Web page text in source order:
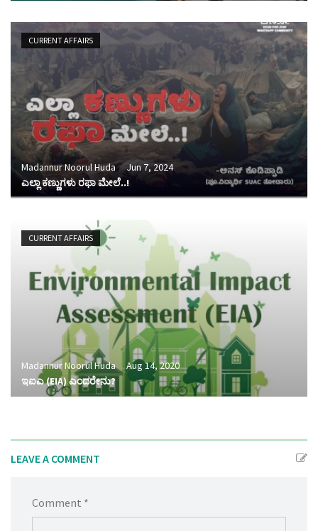
CURRENT AFFAIRS
Madannur Noorul Huda
Jun 7, 2024
ಎಲ್ಲಾ ಕಣ್ಣುಗಳು ರಫಾ ಮೇಲೆ..!
CURRENT AFFAIRS
Madannur Noorul Huda
Aug 14, 2020
ಇಐಎ (EIA) ಎಂದರೇನು?
LEAVE A COMMENT
Comment *